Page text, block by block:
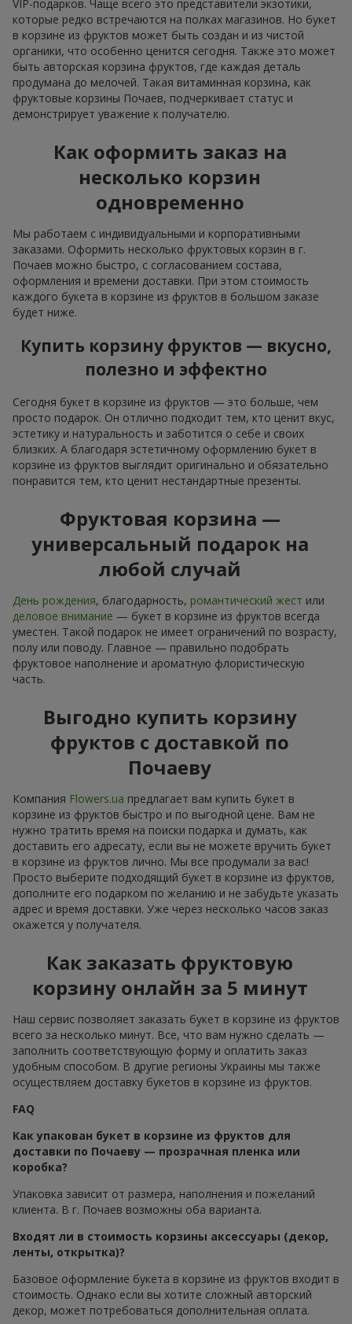
VIP-подарков. Чаще всего это представители экзотики,
которые редко встречаются на полках магазинов. Но букет
в корзине из фруктов может быть создан и из чистой
органики, что особенно ценится сегодня. Также это может
быть авторская корзина фруктов, где каждая деталь
продумана до мелочей. Такая витаминная корзина, как
фруктовые корзины Почаев, подчеркивает статус и
демонстрирует уважение к получателю.
Как оформить заказ на
несколько корзин
одновременно
Мы работаем с индивидуальными и корпоративными
заказами. Оформить несколько фруктовых корзин в г.
Почаев можно быстро, с согласованием состава,
оформления и времени доставки. При этом стоимость
каждого букета в корзине из фруктов в большом заказе
будет ниже.
Купить корзину фруктов — вкусно,
полезно и эффектно
Сегодня букет в корзине из фруктов — это больше, чем
просто подарок. Он отлично подходит тем, кто ценит вкус,
эстетику и натуральность и заботится о себе и своих
близких. А благодаря эстетичному оформлению букет в
корзине из фруктов выглядит оригинально и обязательно
понравится тем, кто ценит нестандартные презенты.
Фруктовая корзина —
универсальный подарок на
любой случай
День рождения, благодарность, романтический жест или
деловое внимание — букет в корзине из фруктов всегда
уместен. Такой подарок не имеет ограничений по возрасту,
полу или поводу. Главное — правильно подобрать
фруктовое наполнение и ароматную флористическую
часть.
Выгодно купить корзину
фруктов с доставкой по
Почаеву
Компания Flowers.ua предлагает вам купить букет в
корзине из фруктов быстро и по выгодной цене. Вам не
нужно тратить время на поиски подарка и думать, как
доставить его адресату, если вы не можете вручить букет
в корзине из фруктов лично. Мы все продумали за вас!
Просто выберите подходящий букет в корзине из фруктов,
дополните его подарком по желанию и не забудьте указать
адрес и время доставки. Уже через несколько часов заказ
окажется у получателя.
Как заказать фруктовую
корзину онлайн за 5 минут
Наш сервис позволяет заказать букет в корзине из фруктов
всего за несколько минут. Все, что вам нужно сделать —
заполнить соответствующую форму и оплатить заказ
удобным способом. В другие регионы Украины мы также
осуществляем доставку букетов в корзине из фруктов.
FAQ
Как упакован букет в корзине из фруктов для
доставки по Почаеву — прозрачная пленка или
коробка?
Упаковка зависит от размера, наполнения и пожеланий
клиента. В г. Почаев возможны оба варианта.
Входят ли в стоимость корзины аксессуары (декор,
ленты, открытка)?
Базовое оформление букета в корзине из фруктов входит в
стоимость. Однако если вы хотите сложный авторский
декор, может потребоваться дополнительная оплата.